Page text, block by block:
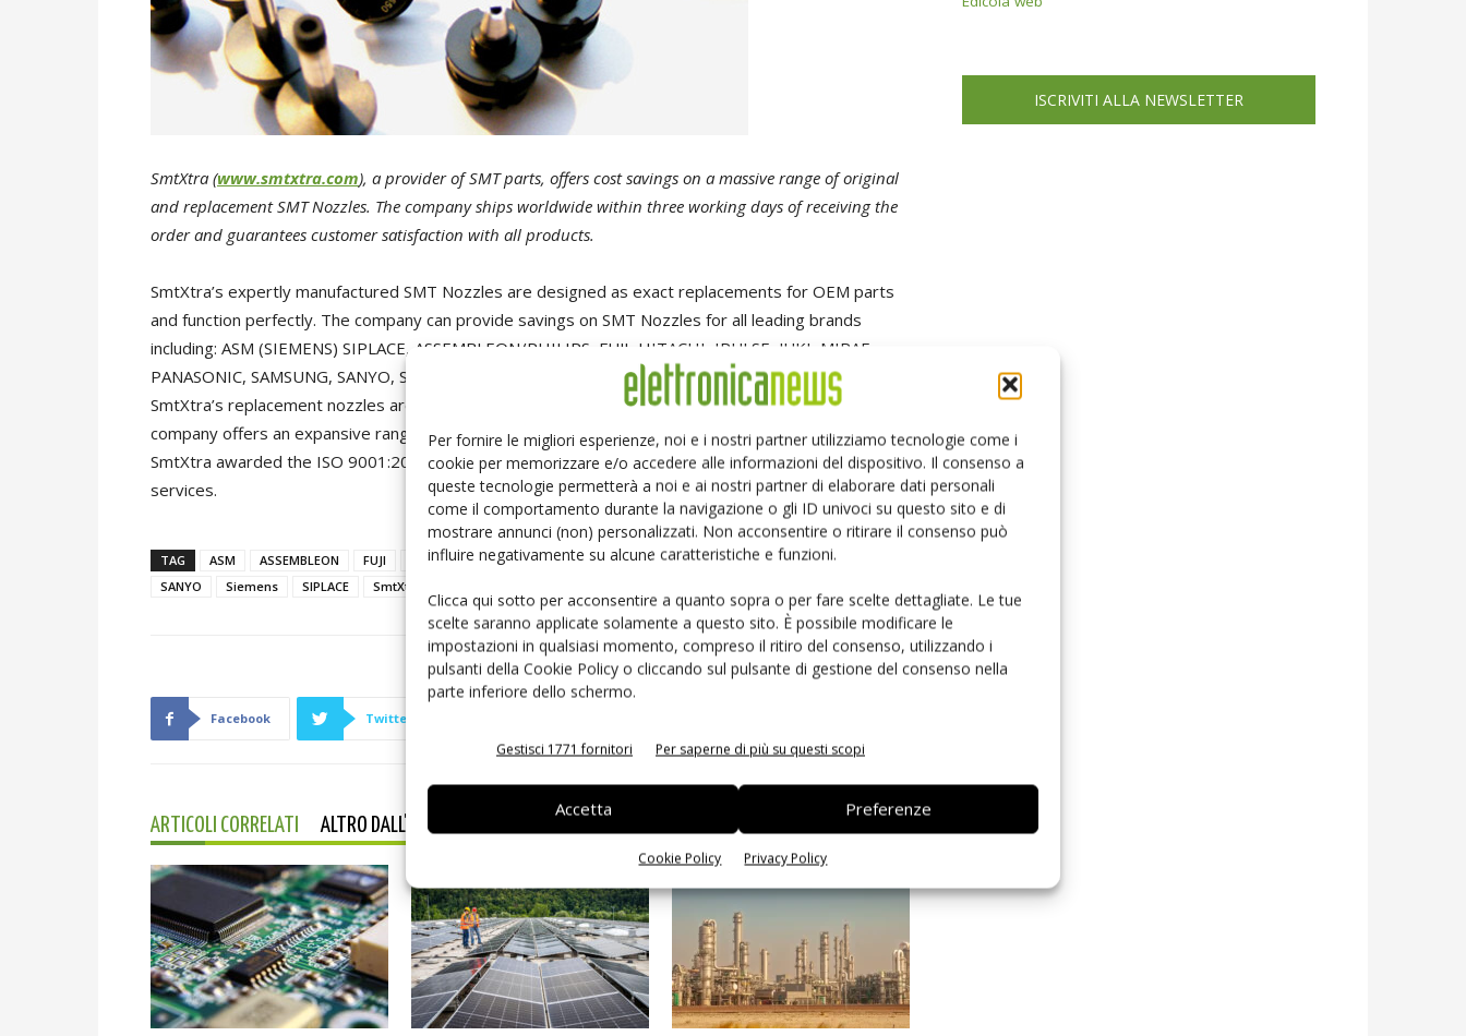
Per fornire le migliori esperienze, noi e i nostri partner utilizziamo tecnologie come i
cookie per memorizzare e/o accedere alle informazioni del dispositivo. Il consenso a
queste tecnologie permetterà a noi e ai nostri partner di elaborare dati personali
come il comportamento durante la navigazione o gli ID univoci su questo sito e di
mostrare annunci (non) personalizzati. Non acconsentire o ritirare il consenso può
influire negativamente su alcune caratteristiche e funzioni.
Clicca qui sotto per acconsentire a quanto sopra o per fare scelte dettagliate. Le tue
scelte saranno applicate solamente a questo sito. È possibile modificare le
impostazioni in qualsiasi momento, compreso il ritiro del consenso, utilizzando i
pulsanti della Cookie Policy o cliccando sul pulsante di gestione del consenso nella
parte inferiore dello schermo.
Gestisci 1771 fornitori Per saperne di più su questi scopi
Accetta Preferenze
Cookie Policy Privacy Policy
SmtXtra (www.smtxtra.com), a provider of SMT parts, offers cost savings on a massive range of original
and replacement SMT Nozzles. The company ships worldwide within three working days of receiving the
order and guarantees customer satisfaction with all products.
SmtXtra’s expertly manufactured SMT Nozzles are designed as exact replacements for OEM parts
and function perfectly. The company can provide savings on SMT Nozzles for all leading brands
including: ASM (SIEMENS) SIPLACE, ASSEMBLEON/PHILIPS, FUJI, HITACHI, IPULSE, JUKI, MIRAE,
PANASONIC, SAMSUNG, SANYO, SONY, UNIVERSAL and YAMAHA.
SmtXtra’s replacement nozzles are offered with cost savings of up to 50 percent. Additionally, the
company offers an expansive range of spare parts and consumables for a range of SMT equipment.
SmtXtra awarded the ISO 9001:2008 certification for quality management of its products and
services.
TAG ASM ASSEMBLEON FUJI HITACHI IPULSE JUKI MIRAE PANASONIC PHILIPS
SAMSUNG
SANYO
Siemens SIPLACE SmtXtra
Facebook Twitter
ARTICOLI CORRELATI ALTRO DALL'AUTORE
ISCRIVITI ALLA NEWSLETTER